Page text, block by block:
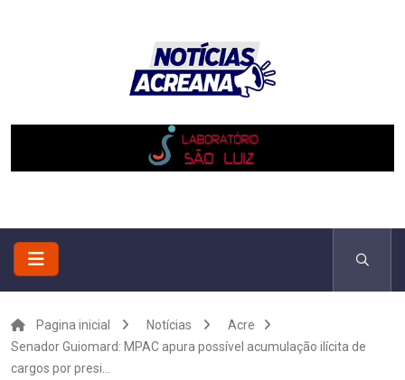
Pagina inicial Notícias
Acre
Senador Guiomard: MPAC apura possível acumulação ilícita de
cargos por presi...